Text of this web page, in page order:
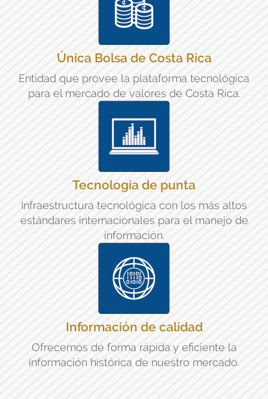
Única Bolsa de Costa Rica
Entidad que provee la plataforma tecnológica
para el mercado de valores de Costa Rica.
Tecnología de punta
Infraestructura tecnológica con los más altos
estándares internacionales para el manejo de
información.
Información de calidad
Ofrecemos de forma rápida y eficiente la
información histórica de nuestro mercado.